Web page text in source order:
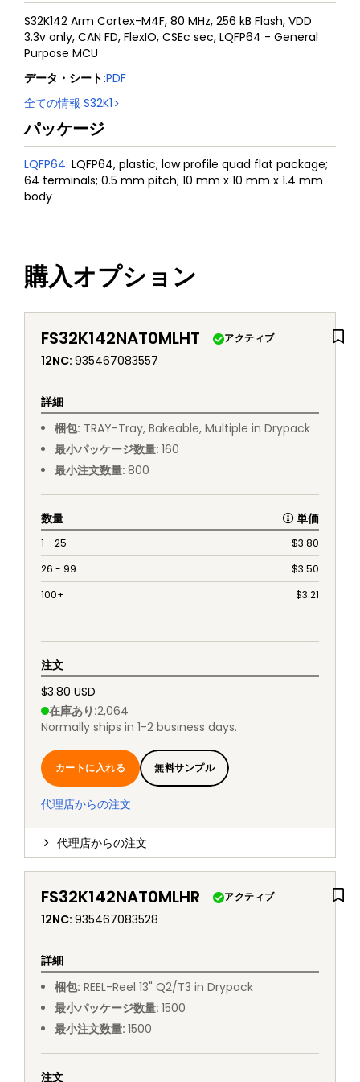
S32K142 Arm Cortex-M4F, 80 MHz, 256 kB Flash, VDD
3.3v only, CAN FD, FlexIO, CSEc sec, LQFP64 - General
Purpose MCU
データ・シート:PDF
全ての情報 S32K1
パッケージ
LQFP64: LQFP64, plastic, low profile quad flat package;
64 terminals; 0.5 mm pitch; 10 mm x 10 mm x 1.4 mm
body
購入オプション
FS32K142NAT0MLHT アクティブ
12NC: 935467083557
詳細
梱包: TRAY-Tray, Bakeable, Multiple in Drypack
最小パッケージ数量: 160
最小注文数量: 800
数量 単価
1 - 25 $3.80
26 - 99
$3.50
100+
$3.21
注文
$3.80 USD
在庫あり :2,064
Normally ships in 1-2 business days.
カートに入れる 無料サンプル
代理店からの注文
代理店からの注文
FS32K142NAT0MLHR アクティブ
12NC: 935467083528
詳細
梱包: REEL-Reel 13" Q2/T3 in Drypack
最小パッケージ数量: 1500
最小注文数量: 1500
注文